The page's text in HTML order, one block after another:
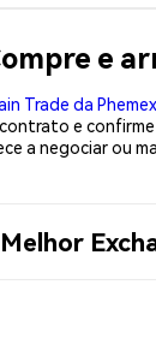
e
Trade da Phemex
e confirme
a negociar ou